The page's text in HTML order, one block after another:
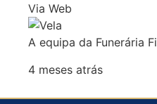
Via Web
A equipa da Funerária
4 meses atrás